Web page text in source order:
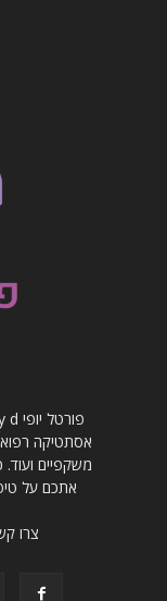
אסתטיקה
משקפיים
אתכם על
צרו